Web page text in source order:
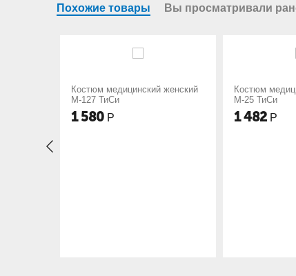
Похожие товары Вы просматривали
женский
Костюм медицинский женский
М-25 ТиСи